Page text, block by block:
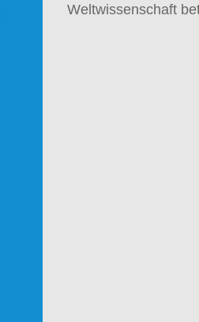
Weltwissenschaft